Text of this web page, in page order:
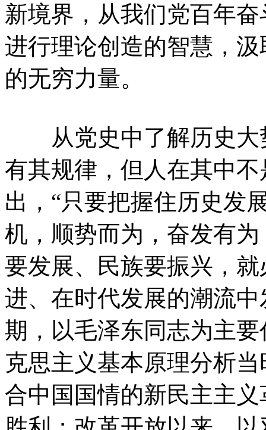
新境界，从我们党百年
进行理论创造的智慧，
的无穷力量。
从党史中了解历史大
有其规律，但人在其中
出，“只要把握住历史发
机，顺势而为，奋发有
要发展、民族要振兴，
进、在时代发展的潮流
期，以毛泽东同志为主
克思主义基本原理分析
合中国国情的新民主主